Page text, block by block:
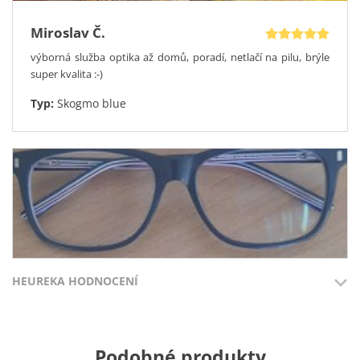
Miroslav Č.
výborná služba optika až domů, poradí, netlačí na pilu, brýle
super kvalita :-)
Typ: Skogmo blue
HEUREKA HODNOCENÍ
Přidáno 3.8.2026